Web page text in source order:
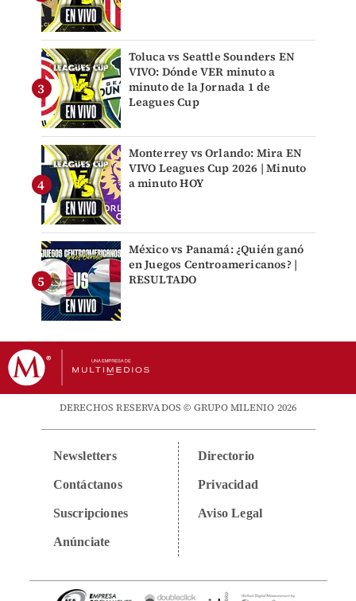
Toluca vs Seattle Sounders EN
VIVO: Dónde VER minuto a
minuto de la Jornada 1 de
Leagues Cup
Monterrey vs Orlando: Mira EN
VIVO Leagues Cup 2026 | Minuto
a minuto HOY
México vs Panamá: ¿Quién ganó
en Juegos Centroamericanos? |
RESULTADO
DERECHOS RESERVADOS © GRUPO MILENIO 2026
Newsletters
Contáctanos
Suscripciones
Anúnciate
Directorio
Privacidad
Aviso Legal